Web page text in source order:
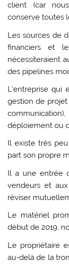
client (car
conserve toutes
Les sources de
financiers et
nécessiteraient
des pipelines
L’entreprise qui
gestion de
déploiement ou
Il existe très
part son propre
Il a une entrée
vendeurs et
réviser
Le matériel
début de 2019,
Le propriétaire
au-delà de la